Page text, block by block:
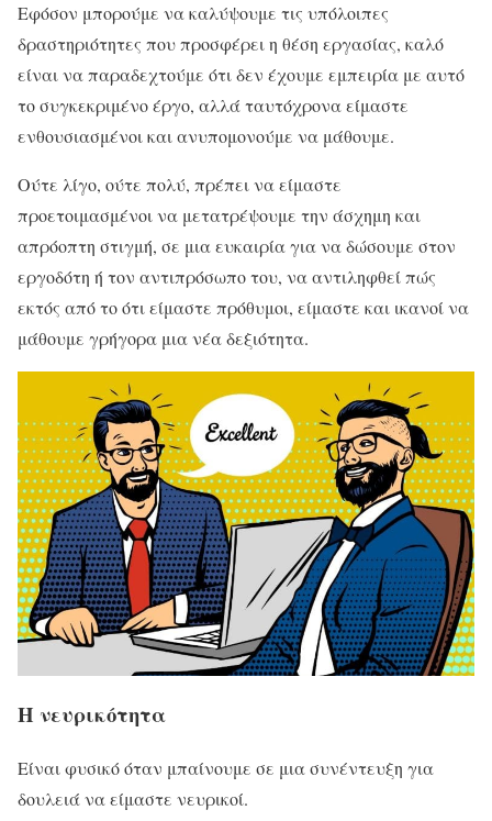
Εφόσον μπορούμε να καλύψουμε τις υπόλοιπες
δραστηριότητες που προσφέρει η θέση εργασίας, καλό
είναι να παραδεχτούμε ότι δεν έχουμε εμπειρία με αυτό
το συγκεκριμένο έργο, αλλά ταυτόχρονα είμαστε
ενθουσιασμένοι και ανυπομονούμε να μάθουμε.
Ούτε λίγο, ούτε πολύ, πρέπει να είμαστε
προετοιμασμένοι να μετατρέψουμε την άσχημη και
απρόοπτη στιγμή, σε μια ευκαιρία για να δώσουμε στον
εργοδότη ή τον αντιπρόσωπο του, να αντιληφθεί πώς
εκτός από το ότι είμαστε πρόθυμοι, είμαστε και ικανοί να
μάθουμε γρήγορα μια νέα δεξιότητα.
Η νευρικότητα
Είναι φυσικό όταν μπαίνουμε σε μια συνέντευξη για
δουλειά να είμαστε νευρικοί.